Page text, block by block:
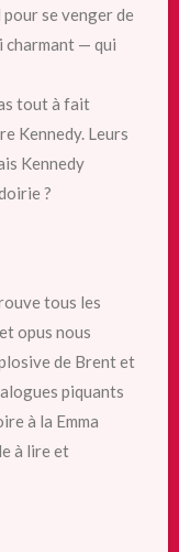
se venger de
charmant — qui
tout à fait
Kennedy. Leurs
Kennedy
?
tous les
opus nous
de Brent et
piquants
à la Emma
à lire et